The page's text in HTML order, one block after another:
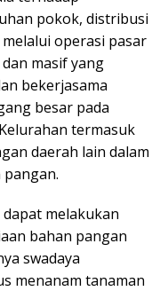
pokok, distribusi
operasi pasar
masif yang
bekerjasama
besar pada
termasuk
daerah lain dalam
melakukan
bahan pangan
swadaya
menanam tanaman